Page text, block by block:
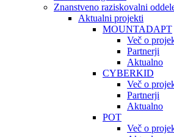
Znanstveno raziskovalni
Aktualni projekti
MOUNTADAPT
Več o
Partnerji
Aktualno
CYBERKID
Več o
Partnerji
Aktualno
POT
Več o